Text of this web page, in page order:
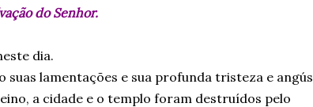
do Senhor.
dia.
lamentações e sua profunda tristeza e
a cidade e o templo foram destruídos pelo